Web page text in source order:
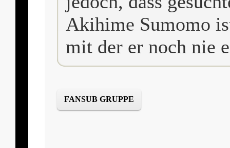
Akihime Sumomo
mit der er noch nie
FANSUB GRUPPE